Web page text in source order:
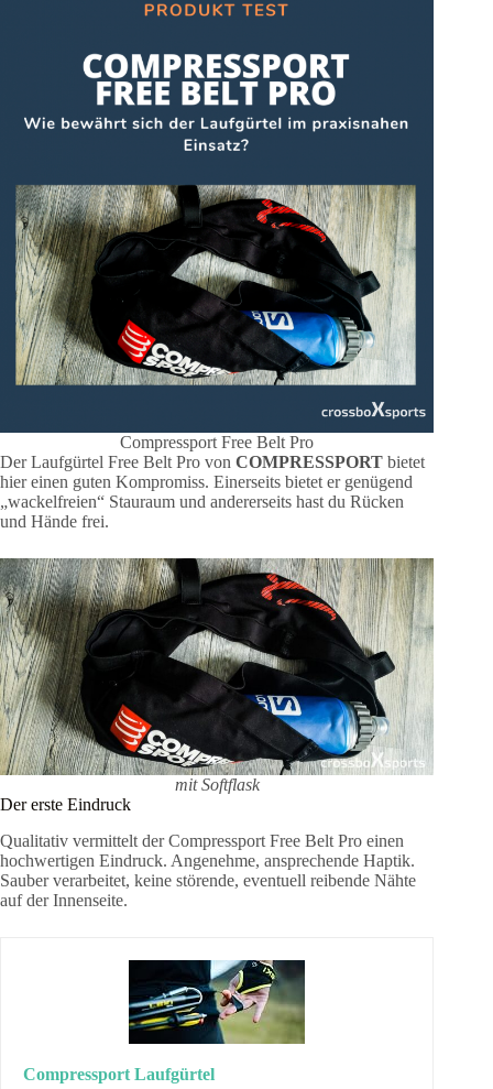
Compressport Free Belt Pro
Der Laufgürtel Free Belt Pro von COMPRESSPORT bietet
hier einen guten Kompromiss. Einerseits bietet er genügend
„wackelfreien“ Stauraum und andererseits hast du Rücken
und Hände frei.
mit Softflask
Der erste Eindruck
Qualitativ vermittelt der Compressport Free Belt Pro einen
hochwertigen Eindruck. Angenehme, ansprechende Haptik.
Sauber verarbeitet, keine störende, eventuell reibende Nähte
auf der Innenseite.
Compressport Laufgürtel